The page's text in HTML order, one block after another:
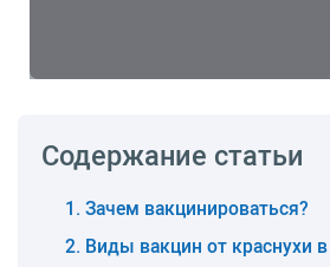
Содержание статьи
Зачем вакцинироваться?
Виды вакцин от краснухи